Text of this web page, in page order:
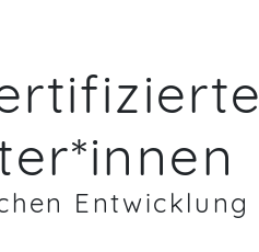
Entwicklung